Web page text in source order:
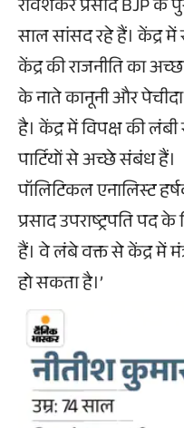
रविशंकर प्रसाद BJP के
साल सांसद रहे हैं। केंद्र में
केंद्र की राजनीति का
के नाते कानूनी और
है। केंद्र में विपक्ष की
पार्टियों से अच्छे संबंध हैं।
पॉलिटिकल एनालिस्ट
प्रसाद उपराष्ट्रपति पद
हैं। वे लंबे वक्त से केंद्र में
हो सकता है।’